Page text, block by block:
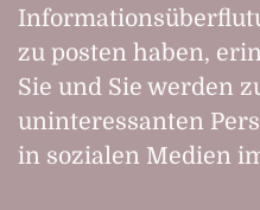
zu posten haben,
Sie und Sie werden
uninteressanten
in sozialen Medien